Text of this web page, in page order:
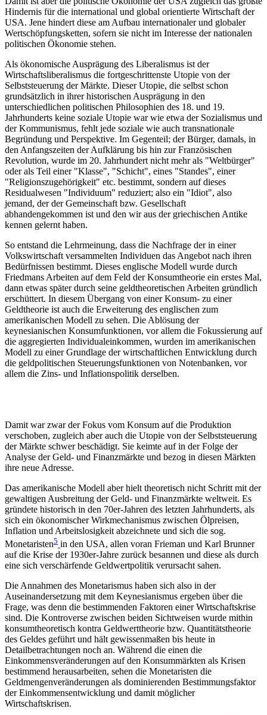
Hindernis für die international und global orientierte Wirtschaft der
USA. Jene hindert diese am Aufbau internationaler und globaler
Wertschöpfungsketten, sofern sie nicht im Interesse der nationalen
politischen Ökonomie stehen.
Als ökonomische Ausprägung des Liberalismus ist der
Wirtschaftsliberalismus die fortgeschrittenste Utopie von der
Selbststeuerung der Märkte. Dieser Utopie, die selbst schon
grundsätzlich in ihrer historischen Ausprägung in den
unterschiedlichen politischen Philosophien des 18. und 19.
Jahrhunderts keine soziale Utopie war wie etwa der Sozialismus und
der Kommunismus, fehlt jede soziale wie auch transnationale
Begründung und Perspektive. Im Gegenteil; der Bürger, damals, in
den Anfangszeiten der Aufklärung bis hin zur Französischen
Revolution, wurde im 20. Jahrhundert nicht mehr als "Weltbürger"
oder als Teil einer "Klasse", "Schicht", eines "Standes", einer
"Religionszugehörigkeit" etc. bestimmt, sondern auf dieses
Residualwesen "Individuum" reduziert; also ein "Idiot", also
jemand, der der Gemeinschaft bzw. Gesellschaft
abhandengekommen ist und den wir aus der griechischen Antike
kennen gelernt haben.
So entstand die Lehrmeinung, dass die Nachfrage der in einer
Volkswirtschaft versammelten Individuen das Angebot nach ihren
Bedürfnissen bestimmt. Dieses englische Modell wurde durch
Friedmans Arbeiten auf dem Feld der Konsumtheorie ein erstes Mal,
dann etwas später durch seine geldtheoretischen Arbeiten gründlich
erschüttert. In diesem Übergang von einer Konsum- zu einer
Geldtheorie ist auch die Erweiterung des englischen zum
amerikanischen Modell zu sehen. Die Ablösung der
keynesianischen Konsumfunktionen, vor allem die Fokussierung auf
die aggregierten Individualeinkommen, wurden im amerikanischen
Modell zu einer Grundlage der wirtschaftlichen Entwicklung durch
die geldpolitischen Steuerungsfunktionen von Notenbanken, vor
allem die Zins- und Inflationspolitik derselben.
Damit war zwar der Fokus vom Konsum auf die Produktion
verschoben, zugleich aber auch die Utopie von der Selbststeuerung
der Märkte schwer beschädigt. Sie keimte auf in der Folge der
Analyse der Geld- und Finanzmärkte und bezog in diesen Märkten
ihre neue Adresse.
Das amerikanische Modell aber hielt theoretisch nicht Schritt mit der
gewaltigen Ausbreitung der Geld- und Finanzmärkte weltweit. Es
gründete historisch in den 70er-Jahren des letzten Jahrhunderts, als
sich ein ökonomischer Wirkmechanismus zwischen Ölpreisen,
Inflation und Arbeitslosigkeit abzeichnete und sich die sog.
Monetaristen5 in den USA, allen voran Frieman und Karl Brunner
auf die Krise der 1930er-Jahre zurück besannen und diese als durch
eine sich verschärfende Geldwertpolitik verursacht sahen.
Die Annahmen des Monetarismus haben sich also in der
Auseinandersetzung mit dem Keynesianismus ergeben über die
Frage, was denn die bestimmenden Faktoren einer Wirtschaftskrise
sind. Die Kontroverse zwischen beiden Sichtweisen wurde mithin
konsumtheoretisch kontra Geldwerttheorie bzw. Quantitätstheorie
des Geldes geführt und hält gewissenmaßen bis heute in
Detailbetrachtungen noch an. Während die einen die
Einkommensveränderungen auf den Konsummärkten als Krisen
bestimmend herausarbeiten, sehen die Monetaristen die
Geldmengenveränderungen als dominierenden Bestimmungsfaktor
der Einkommensentwicklung und damit möglicher
Wirtschaftskrisen.